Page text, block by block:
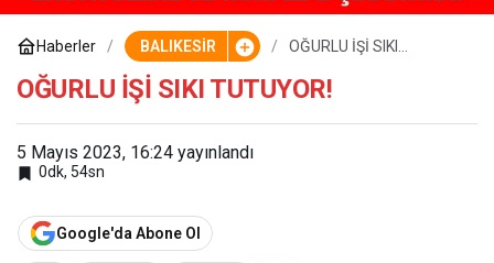
Haberler BALIKESİR
OĞURLU İŞİ SIKI
OĞURLU İŞİ SIKI TUTUYOR!
5 Mayıs 2023, 16:24 yayınlandı
0dk, 54sn
Google'da Abone Ol